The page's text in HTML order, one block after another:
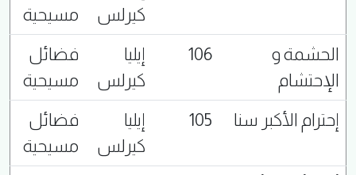
كيرلس
مسيحية
الحشمة و
الإحتشام
106
إيليا
كيرلس
فضائل
مسيحية
إحترام الأكبر سنا
105
إيليا
كيرلس
فضائل
مسيحية